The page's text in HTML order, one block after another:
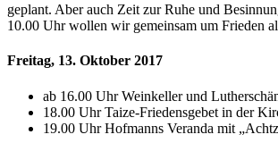
geplant. Aber auch Zeit zur Ruhe und
10.00 Uhr wollen wir gemeinsam um Frieden
Freitag, 13. Oktober 2017
ab 16.00 Uhr Weinkeller und
18.00 Uhr Taize-Friedensgebet in der
19.00 Uhr Hofmanns Veranda mit